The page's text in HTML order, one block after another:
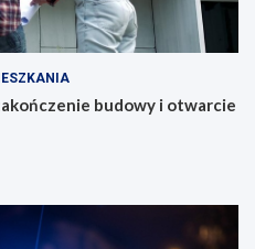
budowy i otwarcie